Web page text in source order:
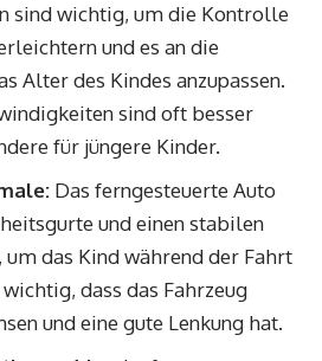
sind wichtig, um die Kontrolle
und es an die
Alter des Kindes anzupassen.
sind oft besser
für jüngere Kinder.
Das ferngesteuerte Auto
und einen stabilen
um das Kind während der Fahrt
dass das Fahrzeug
und eine gute Lenkung hat.